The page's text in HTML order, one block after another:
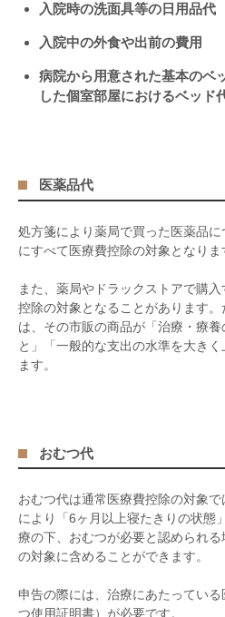
入院時の洗面具等の日用品代
入院中の外食や出前の費用
病院から用意された基本のベ
した個室部屋におけるベッド
医薬品代
処方箋により薬局で買った医薬品
にすべて医療費控除の対象となりま
また、薬局やドラックストアで購
控除の対象となることがあります
は、その市販の商品が「治療・療
と」「一般的な支出の水準を大き
ます。
おむつ代
おむつ代は通常医療費控除の対象
により「 6ヶ月以上寝たきりの状態
療の下、おむつが必要と認められ
の対象に含めることができます。
申告の際には、治療にあたってい
つ使用証明書）が必要です。